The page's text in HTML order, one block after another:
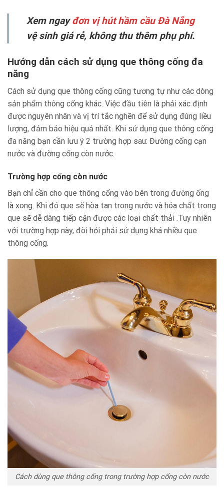
Xem ngayđơn vị hút hầm cầu Đà Nẵng
vệ sinh giá rẻ, không thu thêm phụ phí.
Hướng dẫn cách sử dụng que thông cống đa
năng
Cách sử dụng que thông cống cũng tương tự như các dòng
sản phẩm thông cống khác. Việc đầu tiên là phải xác định
được nguyên nhân và vị trí tắc nghẽn để sử dụng đúng liều
lượng, đảm bảo hiệu quả nhất. Khi sử dụng que thông cống
đa năng bạn cần lưu ý 2 trường hợp sau: Đường cống cạn
nước và đường cống còn nước.
Trường hợp cống còn nước
Bạn chỉ cần cho que thông cống vào bên trong đường ống
là xong. Khi đó que sẽ hòa tan trong nước và hóa chất trong
que sẽ dễ dàng tiếp cận được các loại chất thải .Tuy nhiên
với trường hợp này, đòi hỏi phải sử dụng khá nhiều que
thông cống.
Cách dùng que thông cống trong trường hợp cống còn nước